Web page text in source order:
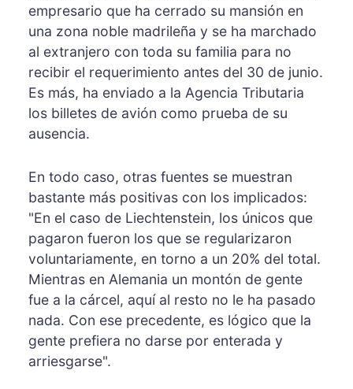
empresario que ha cerrado su mansión en
una zona noble madrileña y se ha marchado
al extranjero con toda su familia para no
recibir el requerimiento antes del 30 de junio.
Es más, ha enviado a la Agencia Tributaria
los billetes de avión como prueba de su
ausencia.
En todo caso, otras fuentes se muestran
bastante más positivas con los implicados:
"En el caso de Liechtenstein, los únicos que
pagaron fueron los que se regularizaron
voluntariamente, en torno a un 20% del total.
Mientras en Alemania un montón de gente
fue a la cárcel, aquí al resto no le ha pasado
nada. Con ese precedente, es lógico que la
gente prefiera no darse por enterada y
arriesgarse".